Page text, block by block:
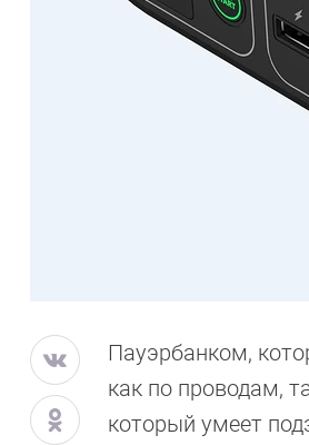
Пауэрбанком,
как по проводам,
который умеет